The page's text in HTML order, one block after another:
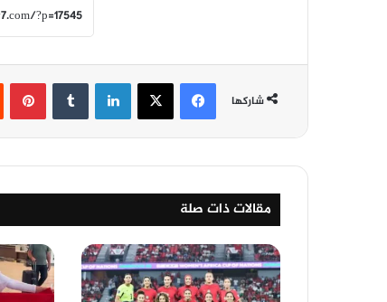
شاركها
فيسبوك ‫X لينكدإن بينتيريست
مقالات ذات صلة